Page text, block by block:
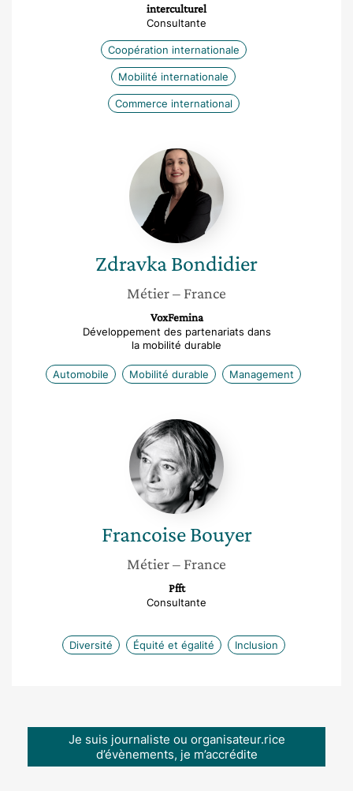
interculturel
Consultante
Coopération internationale
Mobilité internationale
Commerce international
Zdravka
Bondidier
ZdravkaBondidier
Métier– France
VoxFemina
Développement des partenariats dans
la mobilité durable
Automobile Mobilité durable Management
Francoise
Bouyer
Francoise Bouyer
Métier– France
Pfft
Consultante
Diversité Équité et égalité Inclusion
Je suis journaliste ou organisateur.rice
d’évènements, je m’accrédite